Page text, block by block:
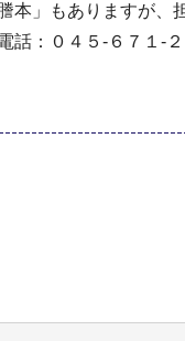
本」もありますが
：０４５‐６７１‐